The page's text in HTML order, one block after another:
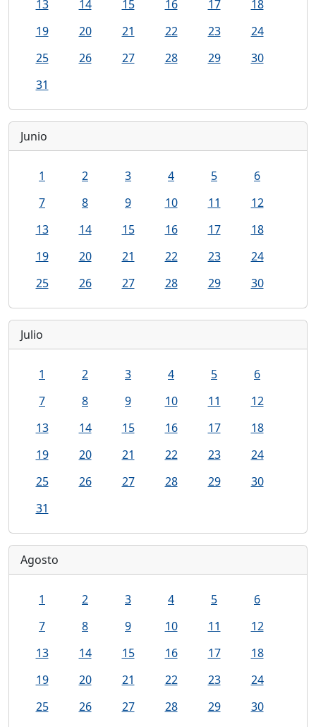
13 14 15 16 17
18
19
20 21 22 23
24
25
26 27 28 29
30
31
Junio
1 2 3 4 5
6
7
8 9 10 11
12
13
14 15 16 17
18
19
20 21 22 23
24
25
26 27 28 29 30
Julio
1 2 3 4 5
6
7
8 9 10 11
12
13
14 15 16 17
18
19
20 21 22 23
24
25
26 27 28 29
30
31
Agosto
1 2 3 4 5
6
7
8 9 10 11
12
13
14 15 16 17
18
19
20 21 22 23
24
25
26 27 28 29
30